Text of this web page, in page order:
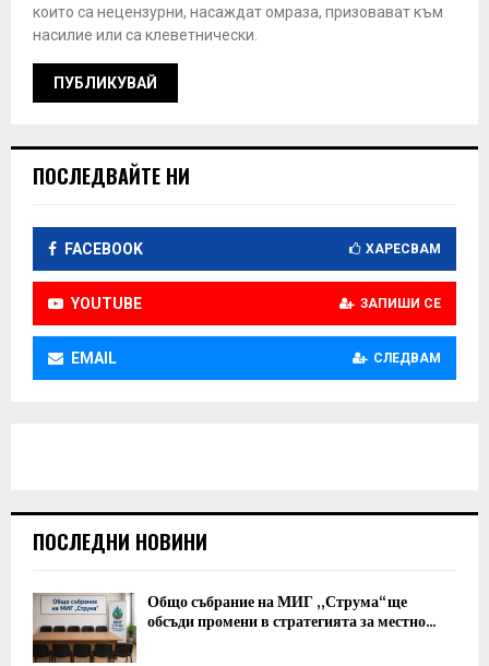
които са нецензурни, насаждат омраза, призовават към
насилие или са клеветнически.
ПОСЛЕДВАЙТЕ НИ
FACEBOOK ХАРЕСВАМ
YOUTUBE ЗАПИШИ СЕ
EMAIL СЛЕДВАМ
ПОСЛЕДНИ НОВИНИ
Общо събрание на МИГ „Струма“ ще
обсъди промени в стратегията за местно...